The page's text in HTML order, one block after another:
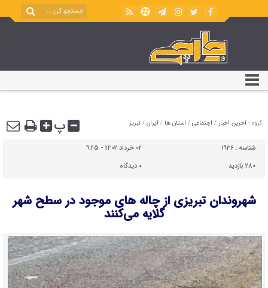
گروه : آخرین اخبار / اجتماعی / استان ها / ایران / تبریز پ
شناسه : 1936
02 خرداد 1402 - 9:25
280 بازدید
۰ دیدگاه
شهروندان تبریزی از چاله های موجود در سطح شهر
گلایه می‌کنند